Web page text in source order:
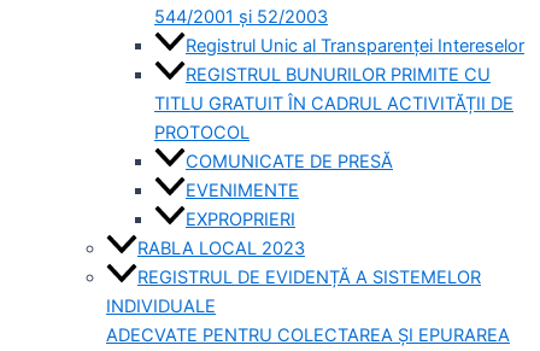
544/2001 și 52/2003
Registrul Unic al Transparenței Intereselor
REGISTRUL BUNURILOR PRIMITE CU
TITLU GRATUIT ÎN CADRUL ACTIVITĂȚII DE
PROTOCOL
COMUNICATE DE PRESĂ
EVENIMENTE
EXPROPRIERI
RABLA LOCAL 2023
REGISTRUL DE EVIDENȚĂ A SISTEMELOR
INDIVIDUALE
ADECVATE PENTRU COLECTAREA ȘI EPURAREA